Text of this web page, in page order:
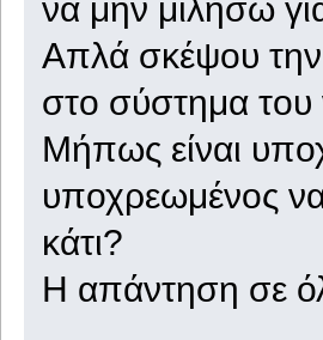
Απλά σκέψου την
στο σύστημα του
Μήπως είναι
υποχρεωμένος να
κάτι?
Η απάντηση σε